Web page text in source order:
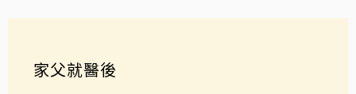
家父就醫後